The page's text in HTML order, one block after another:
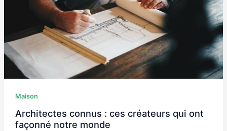
Maison
Architectes connus : ces créateurs qui ont
façonné notre monde
créateurs
notre
monde